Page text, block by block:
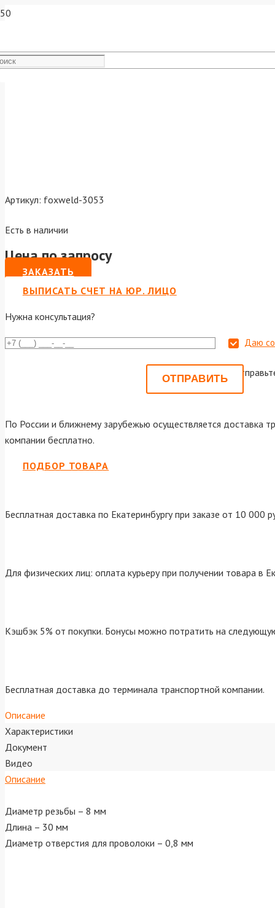
Наконечник Foxweld
Артикул: foxweld-3053
Есть в наличии
Цена по запросу
ЗАКАЗАТЬ
ВЫПИСАТЬ СЧЕТ НА ЮР. ЛИЦО
Нужна консультация?
Даю
Или
По России и ближнему зарубежью осуществляется доставка
компании бесплатно.
ПОДБОР ТОВАРА
Бесплатная доставка по Екатеринбургу при заказе от 10 000
Для физических лиц: оплата курьеру при получении товара в
Кэшбэк 5% от покупки. Бонусы можно потратить на
Бесплатная доставка до терминала транспортной компании.
Описание
Характеристики
Документ
Видео
Описание
Диаметр резьбы – 8 мм
Длина – 30 мм
Диаметр отверстия для проволоки – 0,8 мм